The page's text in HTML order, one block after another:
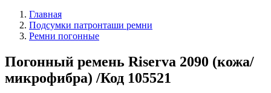
Главная
Подсумки патронташи ремни
Ремни погонные
Погонный ремень Riserva 2090 (кожа/
микрофибра) /Код 105521